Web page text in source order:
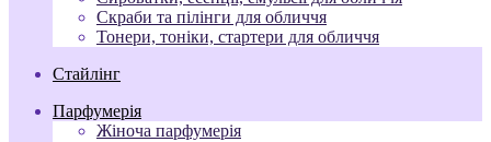
Скраби та пілінги для обличчя
Тонери, тоніки, стартери для обличчя
Стайлінг
Парфумерія
Жіноча парфумерія